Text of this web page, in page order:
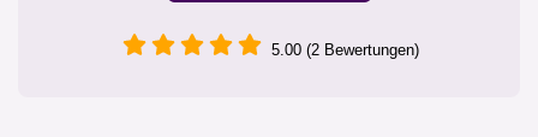
5.00 (2 Bewertungen)